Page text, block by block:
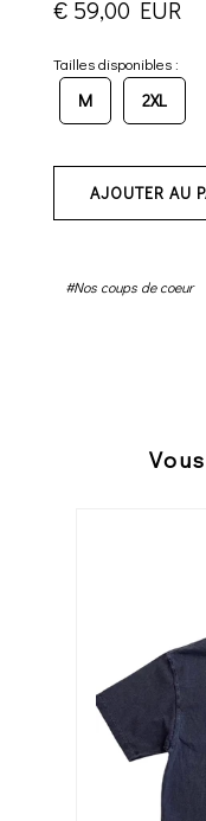
€ 59,00 EUR
Tailles disponibles :
M 2XL
AJOUTER AU
#Nos coups de coeur